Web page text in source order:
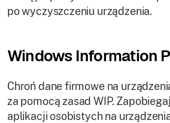
po wyczyszczeniu urządzenia.
Windows Information
Chroń dane firmowe na
za pomocą zasad WIP.
aplikacji osobistych na